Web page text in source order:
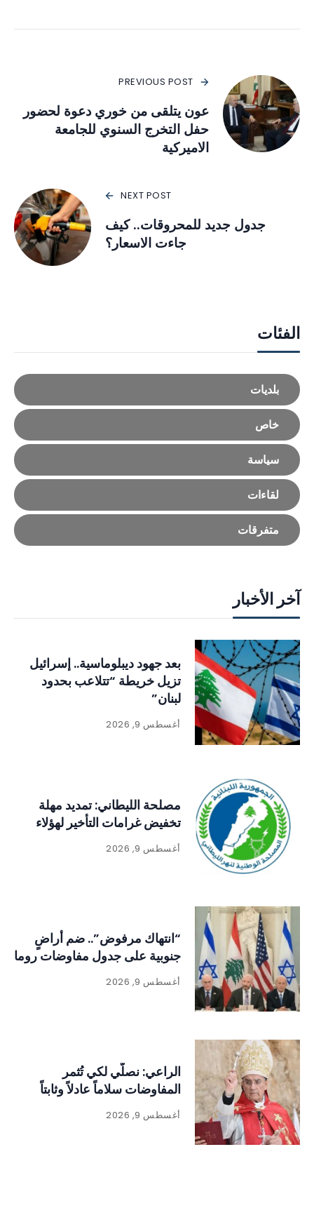
PREVIOUS POST
عون يتلقى من خوري دعوة لحضور
حفل التخرج السنوي للجامعة
الاميركية
NEXT POST
جدول جديد للمحروقات.. كيف
جاءت الاسعار؟
الفئات
بلديات
خاص
سياسة
لقاءات
متفرقات
آخر الأخبار
بعد جهود ديبلوماسية.. إسرائيل
تزيل خريطة “تتلاعب بحدود
لبنان”
أغسطس 9, 2026
مصلحة الليطاني: تمديد مهلة
تخفيض غرامات التأخير لهؤلاء
أغسطس 9, 2026
“انتهاك مرفوض”.. ضم أراضٍ
جنوبية على جدول مفاوضات روما
أغسطس 9, 2026
الراعي: نصلّي لكي تُثمر
المفاوضات سلاماً عادلاً وثابتاً
أغسطس 9, 2026